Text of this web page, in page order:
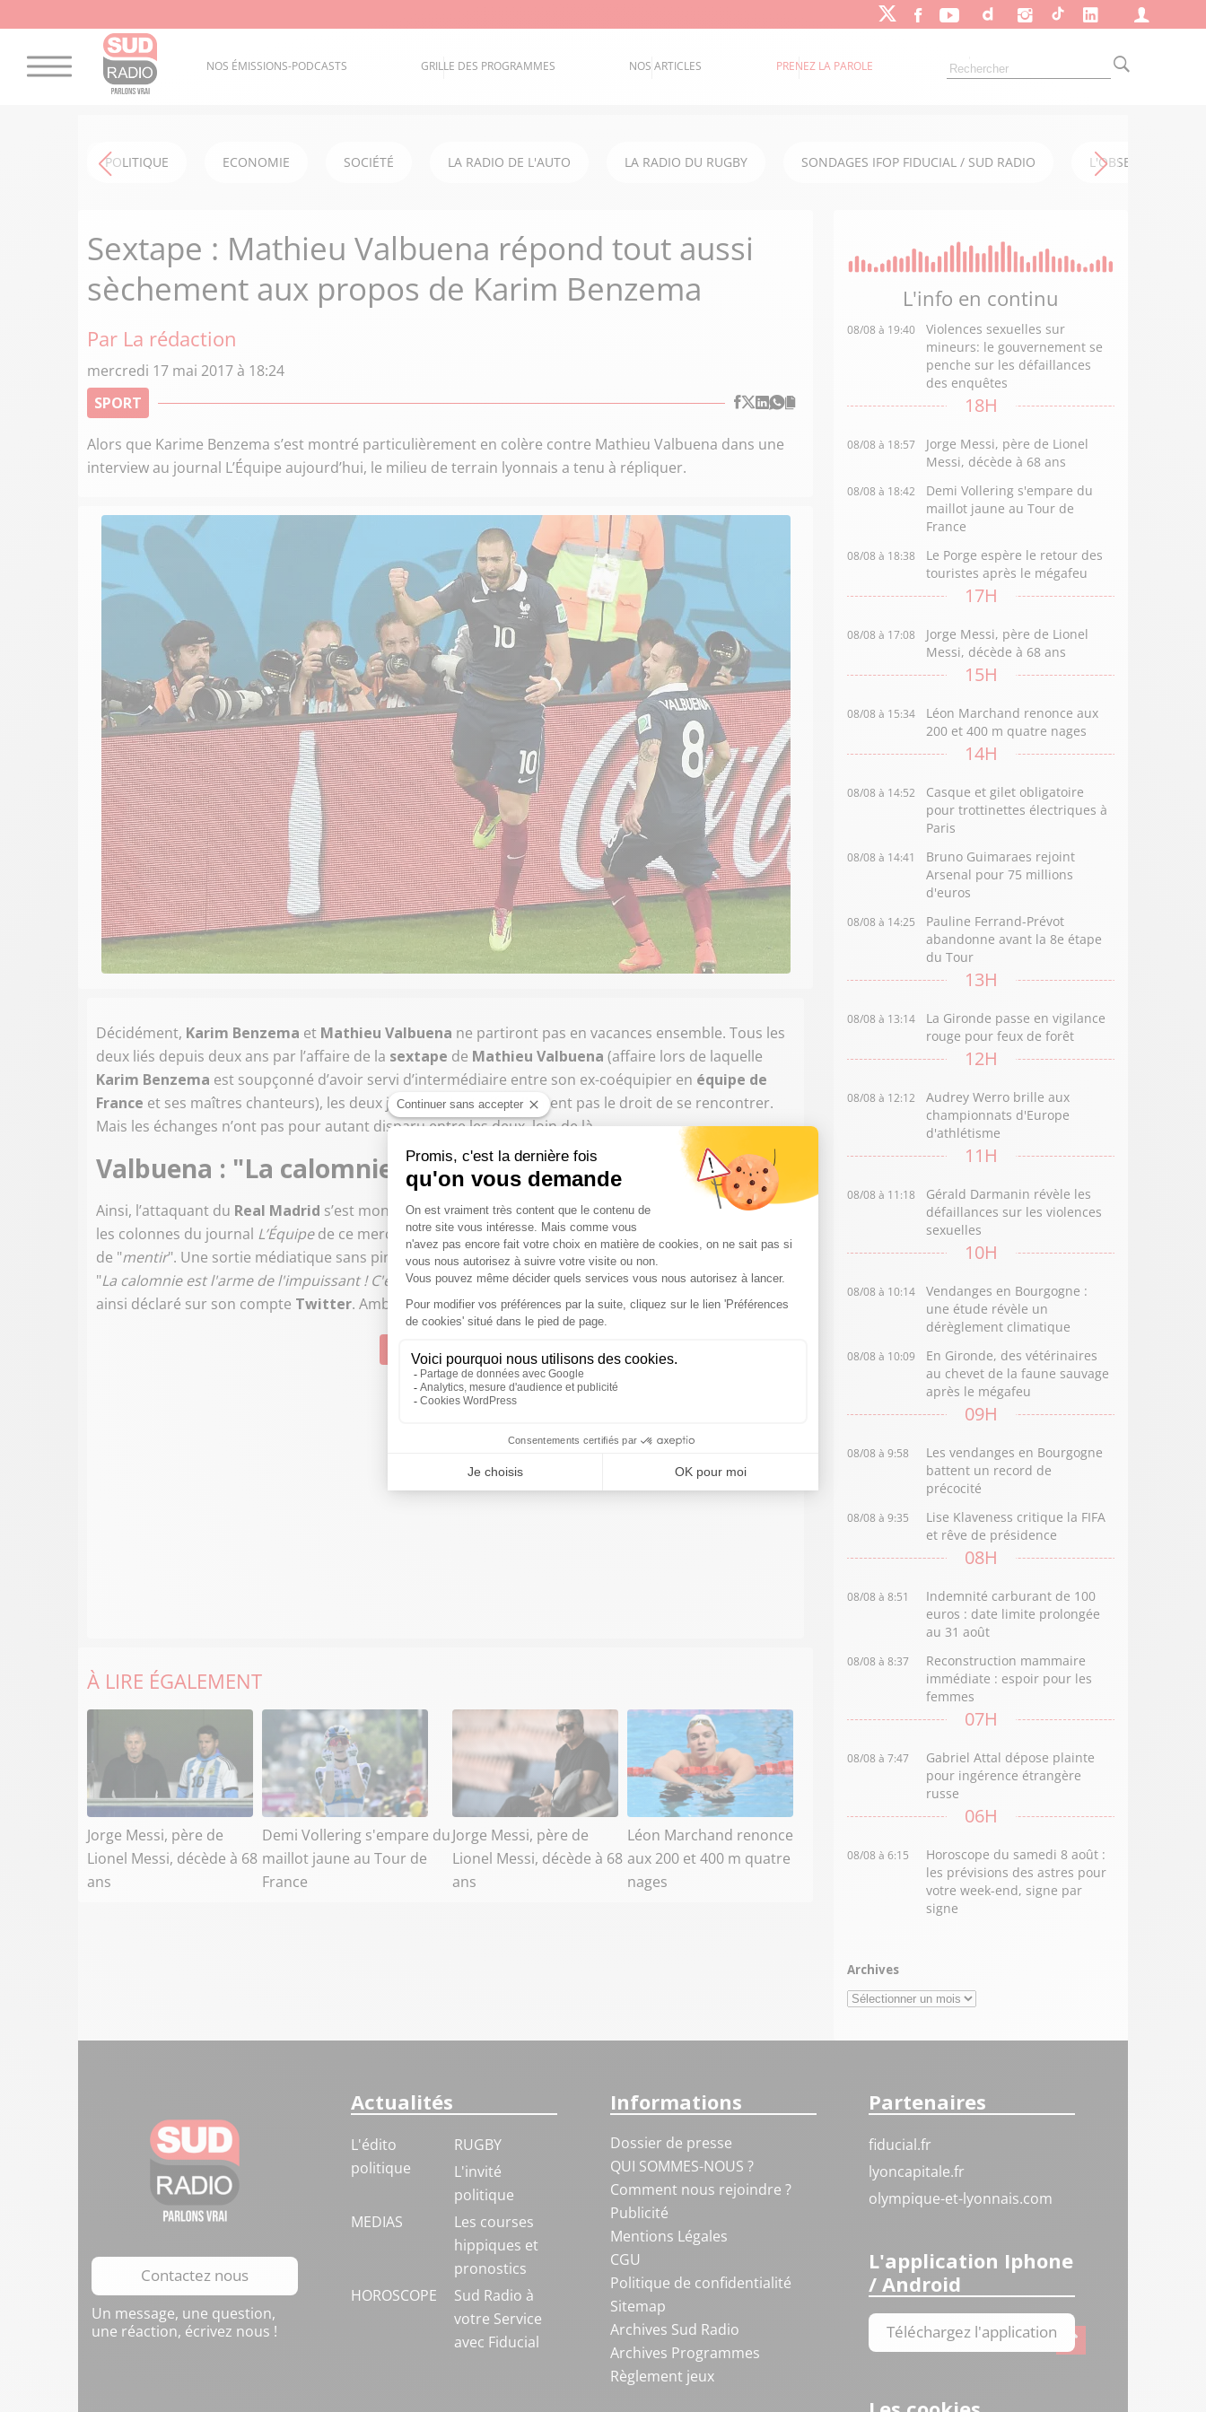
NOS ÉMISSIONS-PODCASTS GRILLE DES PROGRAMMES NOS ARTICLES PRENEZ LA PAROLE
POLITIQUE ECONOMIE SOCIÉTÉ LA RADIO DE L'AUTO LA RADIO DU RUGBY SONDAGES IFOP FIDUCIAL / SUD RADIO L'OBSERVATOIRE
Sextape : Mathieu Valbuena répond tout aussi
sèchement aux propos de Karim Benzema
Par La rédaction
mercredi 17 mai 2017 à 18:24
SPORT
Alors que Karime Benzema s’est montré particulièrement en colère contre Mathieu Valbuena dans une
interview au journal L’Équipe aujourd’hui, le milieu de terrain lyonnais a tenu à répliquer.
Décidément, Karim Benzema et Mathieu Valbuena ne partiront pas en vacances ensemble. Tous les
deux liés depuis deux ans par l’affaire de la sextape de Mathieu Valbuena (affaire lors de laquelle
Karim Benzema est soupçonné d’avoir servi d’intermédiaire entre son ex-coéquipier en équipe de
France et ses maîtres chanteurs), les deux joueurs n’ont officiellement pas le droit de se rencontrer.
Mais les échanges n’ont pas pour autant disparu entre les deux, loin de là…
Valbuena : "La calomnie est l’arme de l’impuissant !"
Ainsi, l’attaquant du Real Madrid s’est montrétrès en colèrecontre le milieu de terrain de Lyon dans
les colonnes du journal L’Équipede ce mercredi 17 mai, l’appelant à "arrêter ses conneries
de "mentir". Une sortie médiatique sans pincettes qui a naturellement fait réagir le principal intéressé.
"La calomnie est l'arme de l'impuissant ! C'est affligeant !!! La vérité c'est la justice qui la rétablira", a-t-il
ainsi déclaré sur son compte Twitter. Ambiance...
Suivre Sud Radio
À LIRE ÉGALEMENT
Jorge Messi, père de
Lionel Messi, décède à 68
ans
Demi Vollering s'empare du
maillot jaune au Tour de
France
Jorge Messi, père de
Lionel Messi, décède à 68
ans
Léon Marchand renonce
aux 200 et 400 m quatre
nages
L'info en continu
08/08 à 19:40
Violences sexuelles sur
mineurs: le gouvernement se
penche sur les défaillances
des enquêtes
18H
08/08 à 18:57
Jorge Messi, père de Lionel
Messi, décède à 68 ans
08/08 à 18:42
Demi Vollering s'empare du
maillot jaune au Tour de
France
08/08 à 18:38
Le Porge espère le retour des
touristes après le mégafeu
17H
08/08 à 17:08
Jorge Messi, père de Lionel
Messi, décède à 68 ans
15H
08/08 à 15:34
Léon Marchand renonce aux
200 et 400 m quatre nages
14H
08/08 à 14:52
Casque et gilet obligatoire
pour trottinettes électriques à
Paris
08/08 à 14:41
Bruno Guimaraes rejoint
Arsenal pour 75 millions
d'euros
08/08 à 14:25
Pauline Ferrand-Prévot
abandonne avant la 8e étape
du Tour
13H
08/08 à 13:14
La Gironde passe en vigilance
rouge pour feux de forêt
12H
08/08 à 12:12
Audrey Werro brille aux
championnats d'Europe
d'athlétisme
11H
08/08 à 11:18
Gérald Darmanin révèle les
défaillances sur les violences
sexuelles
10H
08/08 à 10:14
Vendanges en Bourgogne :
une étude révèle un
dérèglement climatique
08/08 à 10:09
En Gironde, des vétérinaires
au chevet de la faune sauvage
après le mégafeu
09H
08/08 à 9:58
Les vendanges en Bourgogne
battent un record de
précocité
08/08 à 9:35
Lise Klaveness critique la FIFA
et rêve de présidence
08H
08/08 à 8:51
Indemnité carburant de 100
euros : date limite prolongée
au 31 août
08/08 à 8:37
Reconstruction mammaire
immédiate : espoir pour les
femmes
07H
08/08 à 7:47
Gabriel Attal dépose plainte
pour ingérence étrangère
russe
06H
08/08 à 6:15
Horoscope du samedi 8 août :
les prévisions des astres pour
votre week-end, signe par
signe
Archives
Archives
Contactez nous
Un message, une question,
une réaction, écrivez nous !
Actualités
L'édito
politique
RUGBY
L'invité
politique
MEDIAS
Les courses
hippiques et
pronostics
HOROSCOPE
Sud Radio à
votre Service
avec Fiducial
Informations
Dossier de presse
QUI SOMMES-NOUS ?
Comment nous rejoindre ?
Publicité
Mentions Légales
CGU
Politique de confidentialité
Sitemap
Archives Sud Radio
Archives Programmes
Règlement jeux
Partenaires
fiducial.fr
lyoncapitale.fr
olympique-et-lyonnais.com
L'application Iphone
/ Android
Téléchargez l'application